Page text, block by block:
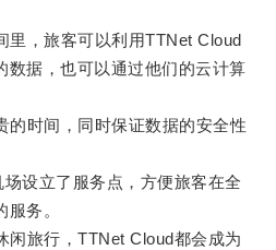
，旅客可以利用TTNet Cloud
数据，也可以通过他们的云计算
时间，同时保证数据的安全性
立了服务点，方便旅客在全
务。
旅行，TTNet Cloud都会成为